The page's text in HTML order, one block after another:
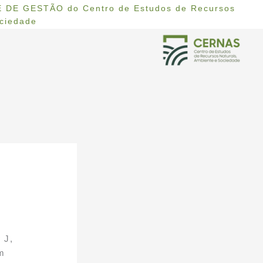
DE GESTÃO do Centro de Estudos de Recursos
J,